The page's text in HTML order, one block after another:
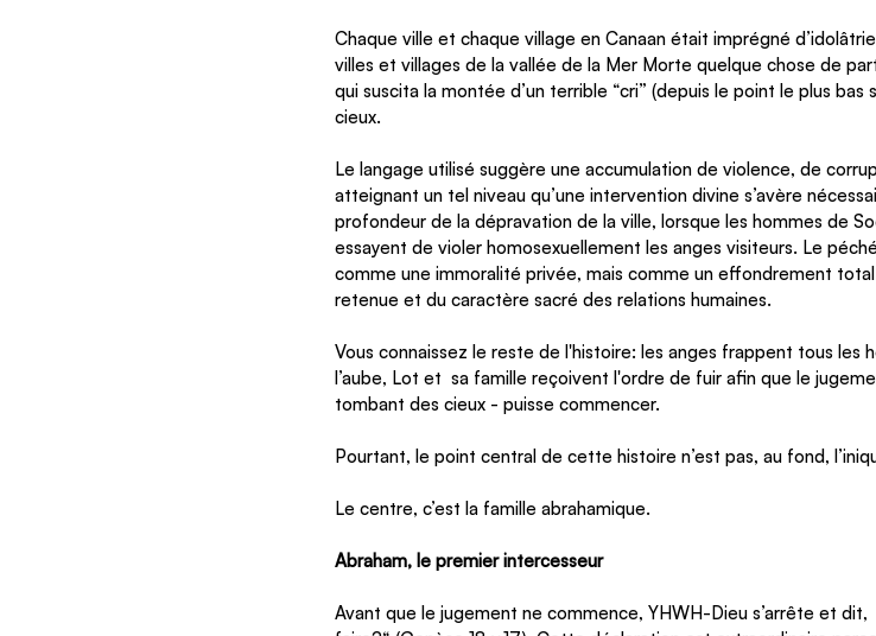
Chaque ville et chaque village en Canaan était imprégné
villes et villages de la vallée de la Mer Morte quelque chose de
qui suscita la montée d’un terrible “cri” (depuis le point le plus bas
cieux.
Le langage utilisé suggère une accumulation de violence, de
atteignant un tel niveau qu’une intervention divine s’avère
profondeur de la dépravation de la ville, lorsque les hommes de
essayent de violer homosexuellement les anges visiteurs. Le
comme une immoralité privée, mais comme un effondrement
retenue et du caractère sacré des relations humaines.
Vous connaissez le reste de l'histoire: les anges frappent tous les
l’aube, Lot et  sa famille reçoivent l'ordre de fuir afin que le
tombant des cieux - puisse commencer.
Pourtant, le point central de cette histoire n’est pas, au fond,
Le centre, c’est la famille abrahamique.
Abraham, le premier intercesseur
Avant que le jugement ne commence, YHWH-Dieu s’arrête et dit,